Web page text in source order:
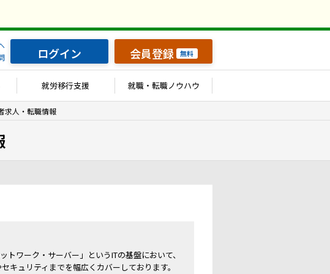
ログイン 会員登録 無料
就労移行支援 就職・転職ノウハウ
求人・転職情報
ワーク・サーバー」というITの基盤において、
ュリティまでを幅広くカバーしております。